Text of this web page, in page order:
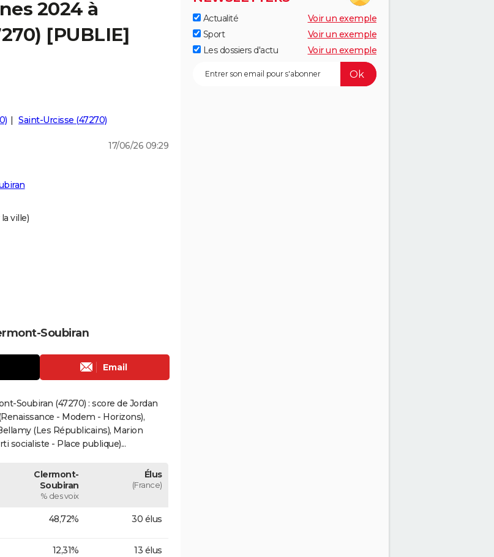
2024 à
[PUBLIE]
Saint-Urcisse (47270)
17/06/26 09:29
ville)
Soubiran
Email
Soubiran (47270) : score de Jordan
- Modem - Horizons),
(Les Républicains), Marion
socialiste - Place publique)...
Clermont-
Soubiran
% des voix
Élus
(France)
48,72% 30 élus
12,31% 13 élus
Actualité
Voir un exemple
Sport
Voir un exemple
Les dossiers d'actu
Voir un exemple